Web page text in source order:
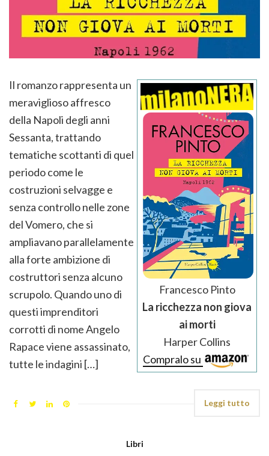
Francesco Pinto
La ricchezza non giova
ai morti
Harper Collins
Compralo su
Il romanzo rappresenta un
meraviglioso affresco
della Napoli degli anni
Sessanta, trattando
tematiche scottanti di quel
periodo come le
costruzioni selvagge e
senza controllo nelle zone
del Vomero, che si
ampliavano parallelamente
alla forte ambizione di
costruttori senza alcuno
scrupolo. Quando uno di
questi imprenditori
corrotti di nome Angelo
Rapace viene assassinato,
tutte le indagini […]
Leggi tutto
Libri